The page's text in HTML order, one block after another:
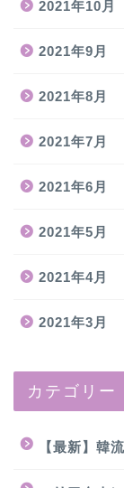
2021年10月
2021年9月
2021年8月
2021年7月
2021年6月
2021年5月
2021年4月
2021年3月
カテゴリー
【最新】韓